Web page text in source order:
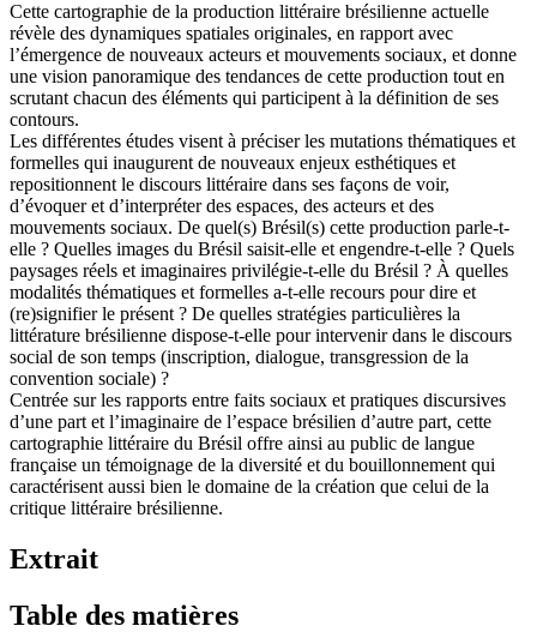
Cette cartographie de la production littéraire brésilienne actuelle
révèle des dynamiques spatiales originales, en rapport avec
l’émergence de nouveaux acteurs et mouvements sociaux, et donne
une vision panoramique des tendances de cette production tout en
scrutant chacun des éléments qui participent à la définition de ses
contours.
Les différentes études visent à préciser les mutations thématiques et
formelles qui inaugurent de nouveaux enjeux esthétiques et
repositionnent le discours littéraire dans ses façons de voir,
d’évoquer et d’interpréter des espaces, des acteurs et des
mouvements sociaux. De quel(s) Brésil(s) cette production parle-t-
elle ? Quelles images du Brésil saisit-elle et engendre-t-elle ? Quels
paysages réels et imaginaires privilégie-t-elle du Brésil ? À quelles
modalités thématiques et formelles a-t-elle recours pour dire et
(re)signifier le présent ? De quelles stratégies particulières la
littérature brésilienne dispose-t-elle pour intervenir dans le discours
social de son temps (inscription, dialogue, transgression de la
convention sociale) ?
Centrée sur les rapports entre faits sociaux et pratiques discursives
d’une part et l’imaginaire de l’espace brésilien d’autre part, cette
cartographie littéraire du Brésil offre ainsi au public de langue
française un témoignage de la diversité et du bouillonnement qui
caractérisent aussi bien le domaine de la création que celui de la
critique littéraire brésilienne.
Extrait
Table des matières